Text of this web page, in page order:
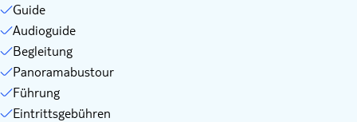
Guide
Audioguide
Begleitung
Panoramabustour
Führung
Eintrittsgebühren